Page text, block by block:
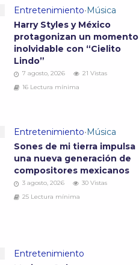
Entretenimiento•Música
Harry Styles y México
protagonizan un momento
inolvidable con “Cielito
Lindo”
7 agosto, 2026
21 Vistas
16 Lectura mínima
Entretenimiento•Música
Sones de mi tierra impulsa
una nueva generación de
compositores mexicanos
3 agosto, 2026
30 Vistas
25 Lectura mínima
Entretenimiento